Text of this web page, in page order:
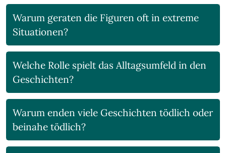
Warum geraten die Figuren oft in extreme
Situationen?
Welche Rolle spielt das Alltagsumfeld in den
Geschichten?
Warum enden viele Geschichten tödlich oder
beinahe tödlich?